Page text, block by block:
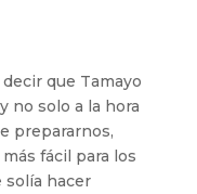
que Tamayo
no solo a la hora
prepararnos,
fácil para los
solía hacer